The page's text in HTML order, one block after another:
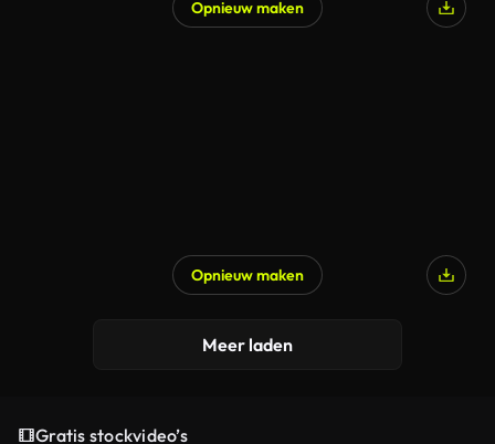
Opnieuw maken
Opnieuw maken
Meer laden
Gratis stockvideo’s